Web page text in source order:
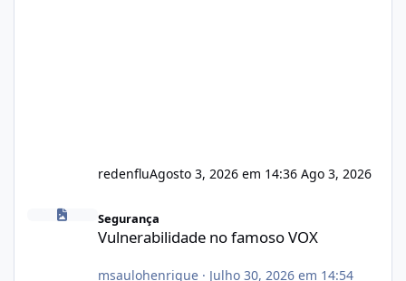
redenfluAgosto 3, 2026 em 14:36 Ago 3, 2026
Segurança
Vulnerabilidade no famoso VOX
msaulohenrique· Julho 30, 2026 em 14:54